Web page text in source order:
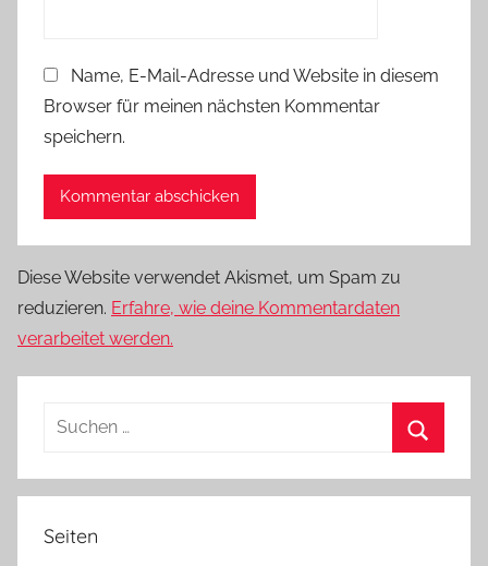
Name, E-Mail-Adresse und Website in diesem
Browser für meinen nächsten Kommentar
speichern.
Diese Website verwendet Akismet, um Spam zu
reduzieren. Erfahre, wie deine Kommentardaten
verarbeitet werden.
Suchen
Seiten